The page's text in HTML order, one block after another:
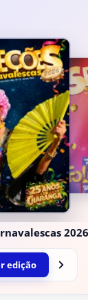
2026
edição